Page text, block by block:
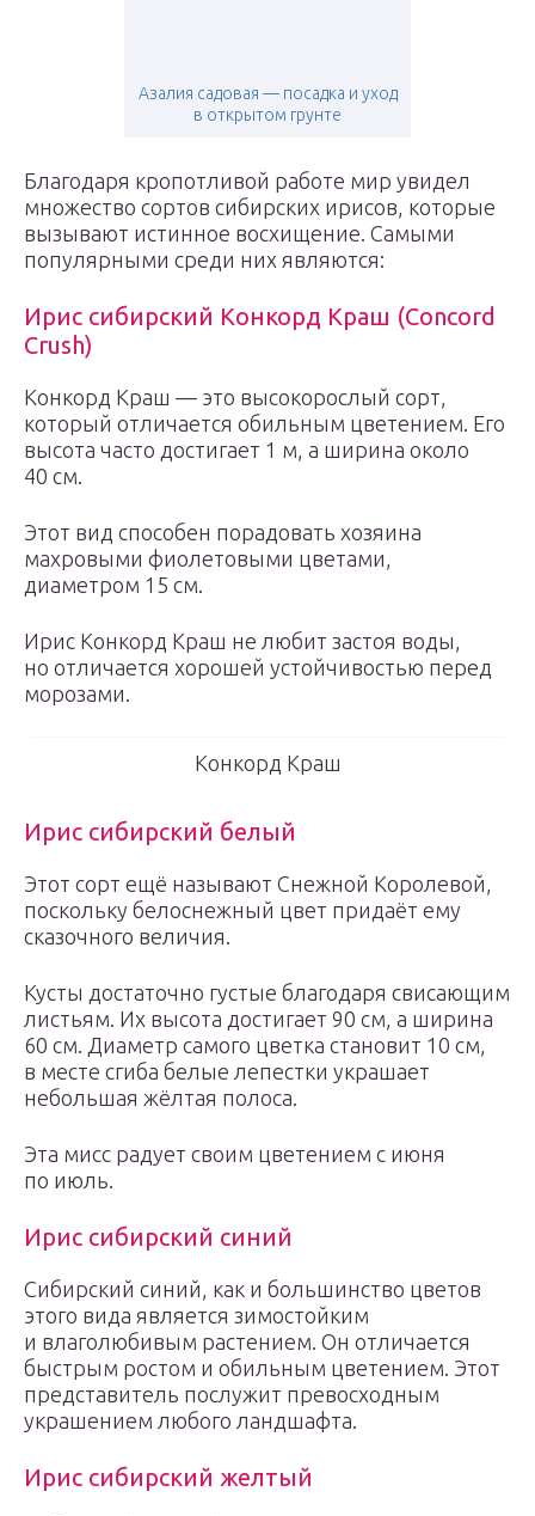
Азалия садовая — посадка и уход
в открытом грунте
Благодаря кропотливой работе мир увидел
множество сортов сибирских ирисов, которые
вызывают истинное восхищение. Самыми
популярными среди них являются:
Ирис сибирский Конкорд Краш (Concord
Crush)
Конкорд Краш — это высокорослый сорт,
который отличается обильным цветением. Его
высота часто достигает 1 м, а ширина около
40 см.
Этот вид способен порадовать хозяина
махровыми фиолетовыми цветами,
диаметром 15 см.
Ирис Конкорд Краш не любит застоя воды,
но отличается хорошей устойчивостью перед
морозами.
Конкорд Краш
Ирис сибирский белый
Этот сорт ещё называют Снежной Королевой,
поскольку белоснежный цвет придаёт ему
сказочного величия.
Кусты достаточно густые благодаря свисающим
листьям. Их высота достигает 90 см, а ширина
60 см. Диаметр самого цветка становит 10 см,
в месте сгиба белые лепестки украшает
небольшая жёлтая полоса.
Эта мисс радует своим цветением с июня
по июль.
Ирис сибирский синий
Сибирский синий, как и большинство цветов
этого вида является зимостойким
и влаголюбивым растением. Он отличается
быстрым ростом и обильным цветением. Этот
представитель послужит превосходным
украшением любого ландшафта.
Ирис сибирский желтый